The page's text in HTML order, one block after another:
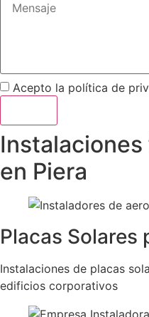
Acepto la política de
en Piera
Placas Solares
Instalaciones de placas
edificios corporativos